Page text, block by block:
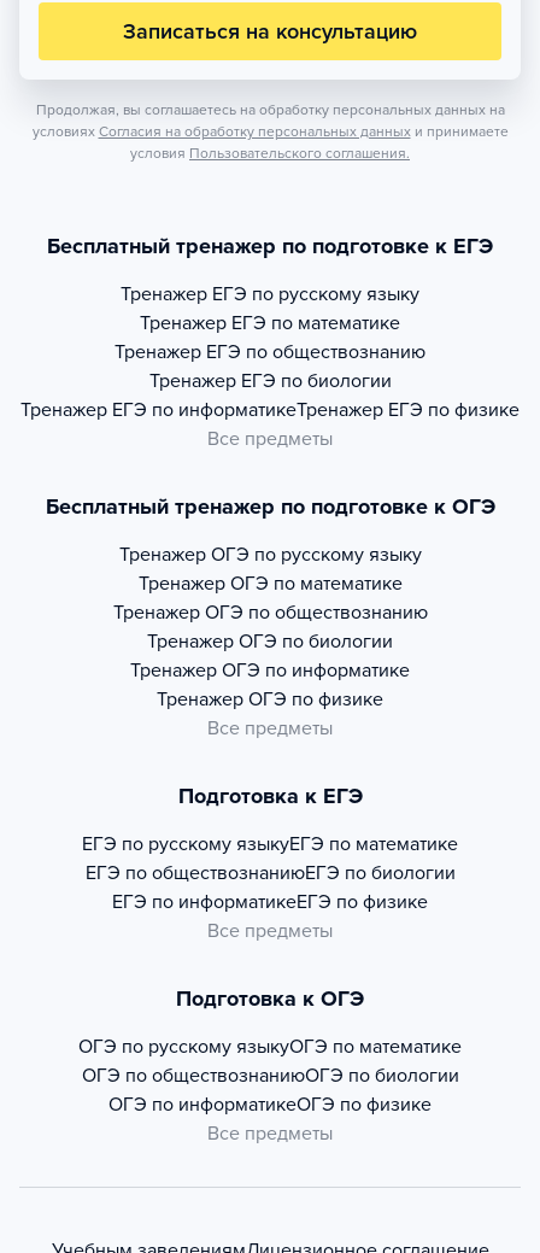
Записаться на консультацию
Продолжая, вы соглашаетесь на обработку персональных данных на
условиях Согласия на обработку персональных данных и принимаете
условия Пользовательского соглашения.
Бесплатный тренажер по подготовке к ЕГЭ
Тренажер ЕГЭ по русскому языку
Тренажер ЕГЭ по математике
Тренажер ЕГЭ по обществознанию
Тренажер ЕГЭ по биологии
Тренажер ЕГЭ по информатикеТренажер ЕГЭ по физике
Все предметы
Бесплатный тренажер по подготовке к ОГЭ
Тренажер ОГЭ по русскому языку
Тренажер ОГЭ по математике
Тренажер ОГЭ по обществознанию
Тренажер ОГЭ по биологии
Тренажер ОГЭ по информатике
Тренажер ОГЭ по физике
Все предметы
Подготовка к ЕГЭ
ЕГЭ по русскому языкуЕГЭ по математике
ЕГЭ по обществознаниюЕГЭ по биологии
ЕГЭ по информатикеЕГЭ по физике
Все предметы
Подготовка к ОГЭ
ОГЭ по русскому языкуОГЭ по математике
ОГЭ по обществознаниюОГЭ по биологии
ОГЭ по информатикеОГЭ по физике
Все предметы